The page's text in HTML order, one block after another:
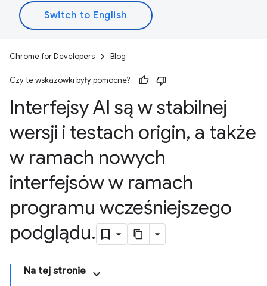
Chrome for Developers Blog
Czy te wskazówki były pomocne?
Interfejsy AI są w stabilnej
wersji i testach origin, a także
w ramach nowych
interfejsów w ramach
programu wcześniejszego
podglądu.
Na tej stronie